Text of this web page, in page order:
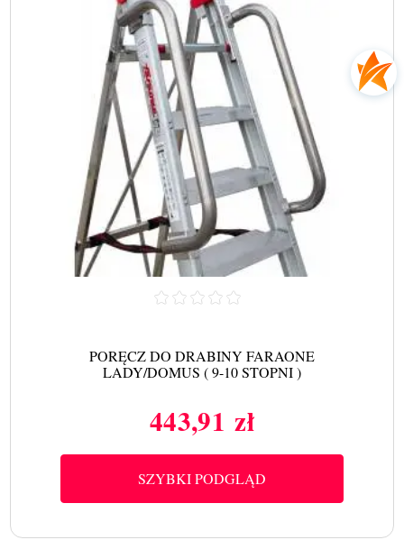
PORĘCZ DO DRABINY FARAONE
LADY/DOMUS ( 9-10 STOPNI )
Cena
443,91 zł
SZYBKI PODGLĄD